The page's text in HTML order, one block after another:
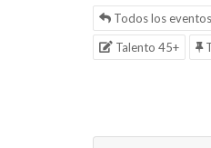
Todos los eventos
Talento 45+